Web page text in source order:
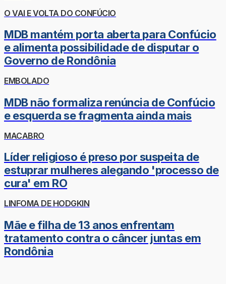
O VAI E VOLTA DO CONFÚCIO
MDB mantém porta aberta para Confúcio
e alimenta possibilidade de disputar o
Governo de Rondônia
EMBOLADO
MDB não formaliza renúncia de Confúcio
e esquerda se fragmenta ainda mais
MACABRO
Líder religioso é preso por suspeita de
estuprar mulheres alegando 'processo de
cura' em RO
LINFOMA DE HODGKIN
Mãe e filha de 13 anos enfrentam
tratamento contra o câncer juntas em
Rondônia